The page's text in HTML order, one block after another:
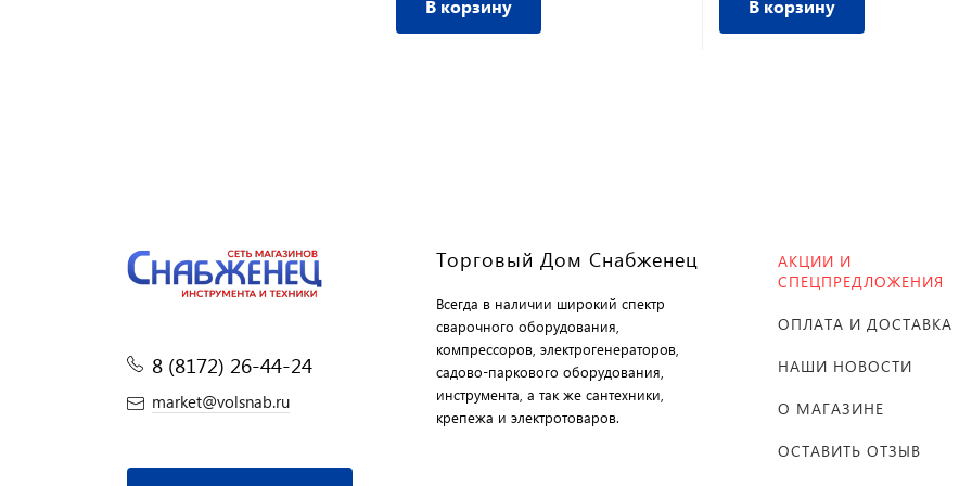
В корзину В корзину
8 (8172) 26-44-24
market@volsnab.ru
Торговый Дом Снабженец
Всегда в наличии широкий спектр
сварочного оборудования,
компрессоров, электрогенераторов,
садово-паркового оборудования,
инструмента, а так же сантехники,
крепежа и электротоваров.
АКЦИИ И
СПЕЦПРЕДЛОЖЕНИЯ
ОПЛАТА И ДОСТАВКА
НАШИ НОВОСТИ
О МАГАЗИНЕ
ОСТАВИТЬ ОТЗЫВ